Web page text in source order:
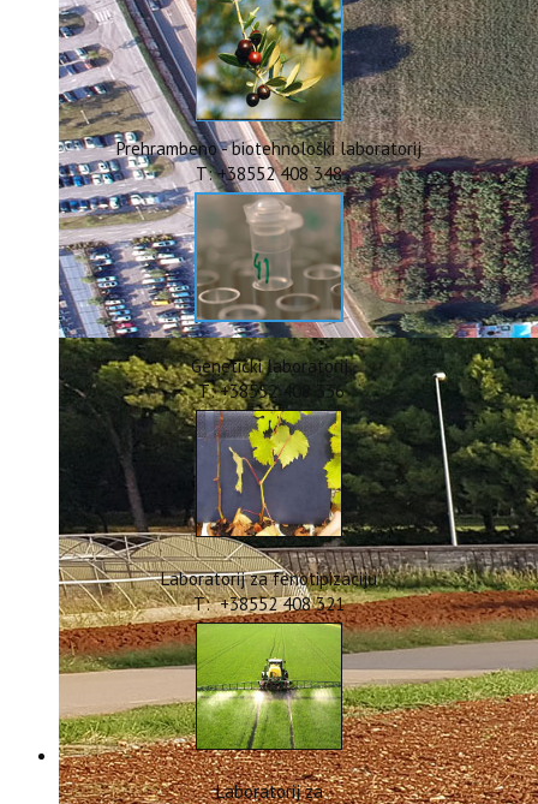
webmail
Popularizacija znanosti
ERASMUS+
HyPro4ST
DIGIAGRI
GreenTea
CIRCOLIVE
Prehrambeno - biotehnološki laboratorij
T: +38552 408 348
Genetički laboratorij
T: +38552 408 336
Laboratorij za fenotipizaciju
T: +38552 408 321
Laboratorij za